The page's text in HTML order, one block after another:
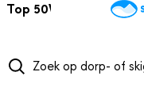
Top 50Webcams